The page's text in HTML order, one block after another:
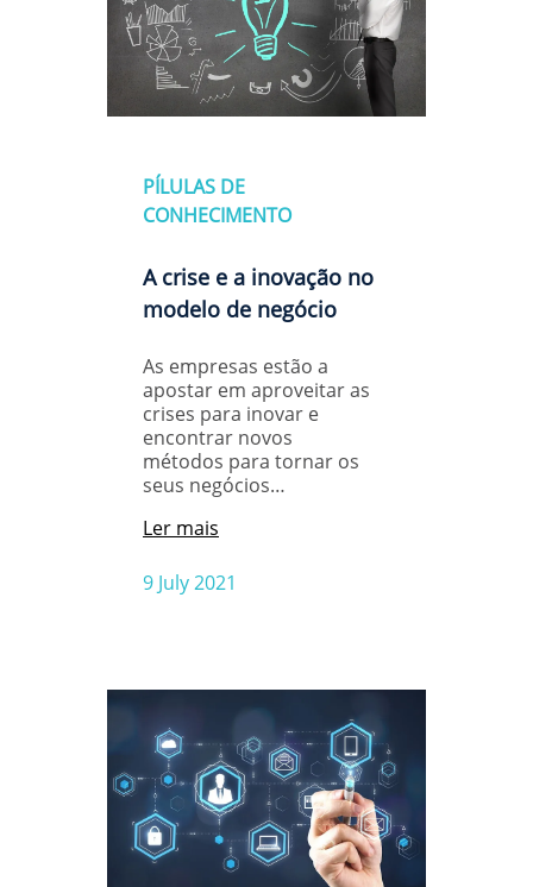
PÍLULAS DE
CONHECIMENTO
A crise e a inovação no
modelo de negócio
As empresas estão a
apostar em aproveitar as
crises para inovar e
encontrar novos
métodos para tornar os
seus negócios…
9 July 2021
Ler mais